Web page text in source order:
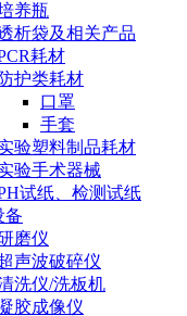
养瓶
析袋及相关产品
耗材
防护类耗材
口罩
手套
验塑料制品耗材
验手术器械
试纸、检测试纸
备
磨仪
声波破碎仪
洗仪/洗板机
胶成像仪